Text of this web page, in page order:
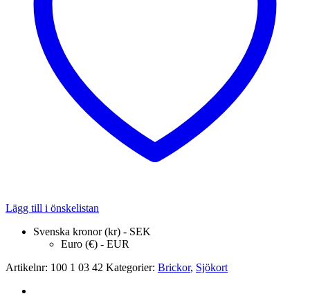
Lägg till i önskelistan
Svenska kronor (kr) - SEK
Euro (€) - EUR
Artikelnr: 100 1 03 42 Kategorier: Brickor, Sjökort